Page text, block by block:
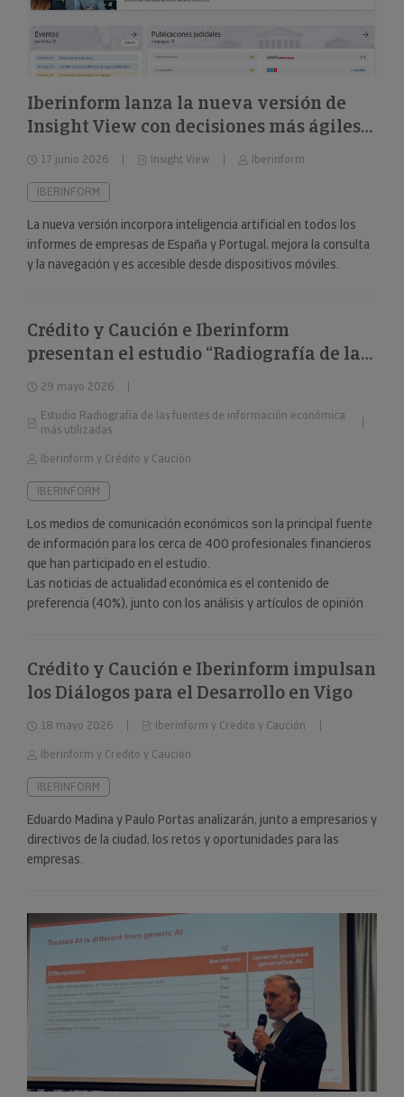
Iberinform lanza la nueva versión de
Insight View con decisiones más ágiles
sobre 322 millones de empresas y
nuevas capacidades en su
funcionalidad de IA
17 junio 2026 Insight View Iberinform
IBERINFORM
La nueva versión incorpora inteligencia artificial en todos los
informes de empresas de España y Portugal, mejora la consulta
y la navegación y es accesible desde dispositivos móviles.
Crédito y Caución e Iberinform
presentan el estudio “Radiografía de las
fuentes de información económica más
utilizadas”
29 mayo 2026
Estudio Radiografía de las fuentes de información económica
más utilizadas
Iberinform y Crédito y Caución
IBERINFORM
Los medios de comunicación económicos son la principal fuente
de información para los cerca de 400 profesionales financieros
que han participado en el estudio.
Las noticias de actualidad económica es el contenido de
preferencia (40%), junto con los análisis y artículos de opinión
Crédito y Caución e Iberinform impulsan
los Diálogos para el Desarrollo en Vigo
18 mayo 2026
Iberinform y Credito y Caución
Iberinform y Credito y Caución
IBERINFORM
Eduardo Madina y Paulo Portas analizarán, junto a empresarios y
directivos de la ciudad, los retos y oportunidades para las
empresas.